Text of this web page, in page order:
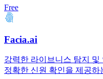
Free
Facia.ai
강력한 라이브니스 탐지
정확한 신원 확인을 제공